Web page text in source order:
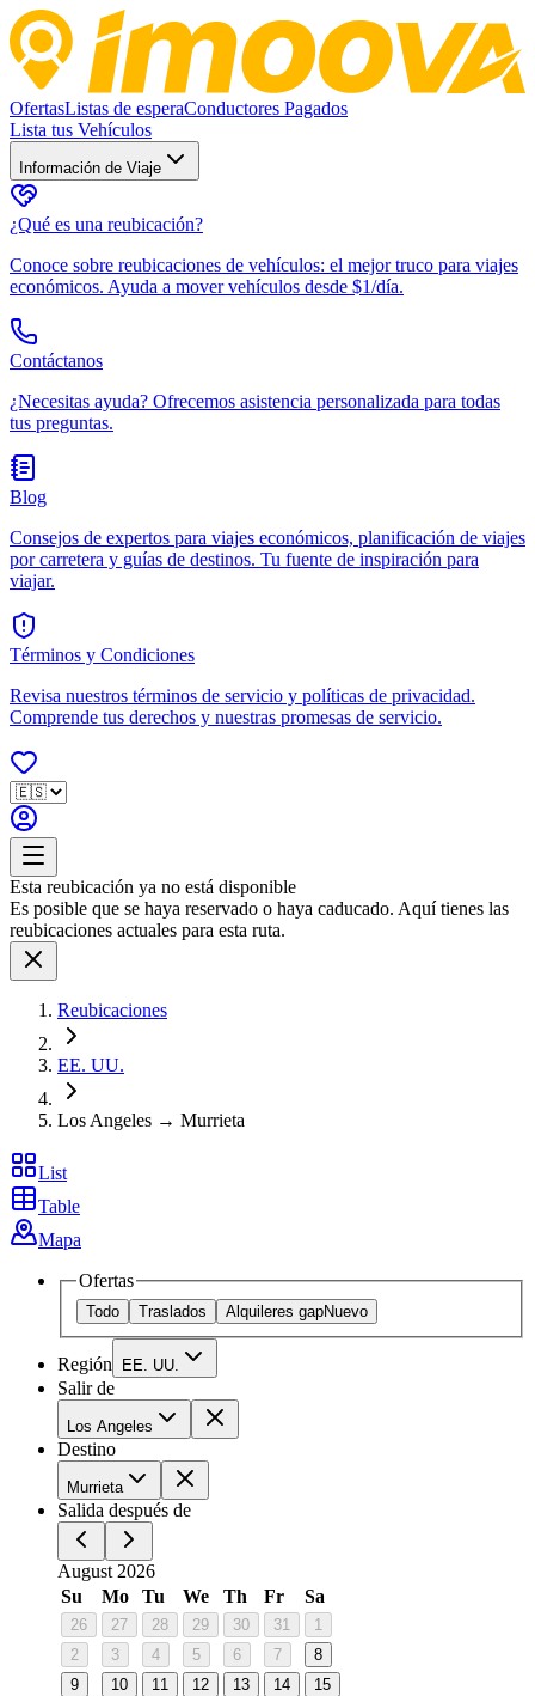
OfertasListas de esperaConductores Pagados
Lista tus Vehículos
Información de Viaje
¿Qué es una reubicación?
Conoce sobre reubicaciones de vehículos: el mejor truco para viajes
económicos. Ayuda a mover vehículos desde $1/día.
Contáctanos
¿Necesitas ayuda? Ofrecemos asistencia personalizada para todas
tus preguntas.
Blog
Consejos de expertos para viajes económicos, planificación de viajes
por carretera y guías de destinos. Tu fuente de inspiración para
viajar.
Términos y Condiciones
Revisa nuestros términos de servicio y políticas de privacidad.
Comprende tus derechos y nuestras promesas de servicio.
Esta reubicación ya no está disponible
Es posible que se haya reservado o haya caducado. Aquí tienes las
reubicaciones actuales para esta ruta.
Reubicaciones
EE. UU.
Los Angeles → Murrieta
List
Table
Mapa
Ofertas
Todo Traslados Alquileres gapNuevo
Región EE. UU.
Salir de
Los Angeles
Destino
Murrieta
Salida después de
August 2026
Su
Mo Tu We Th Fr Sa
26 27 28 29 30 31
1
2
3 4 5 6 7
8
9
10 11 12 13 14
15